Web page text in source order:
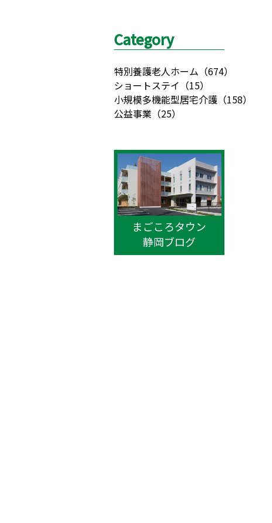
Category
特別養護老人ホーム （674）
ショートステイ （15）
小規模多機能型居宅介護 （158）
公益事業 （25）
まごころタウン
静岡ブログ